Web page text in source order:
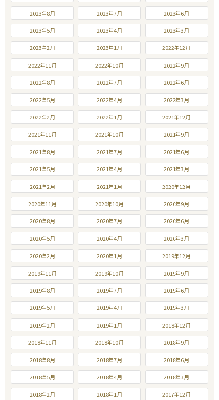
2023年8月 2023年7月 2023年6月
2023年5月 2023年4月 2023年3月
2023年2月 2023年1月 2022年12月
2022年11月 2022年10月 2022年9月
2022年8月 2022年7月 2022年6月
2022年5月 2022年4月 2022年3月
2022年2月 2022年1月 2021年12月
2021年11月 2021年10月 2021年9月
2021年8月 2021年7月 2021年6月
2021年5月 2021年4月 2021年3月
2021年2月 2021年1月 2020年12月
2020年11月 2020年10月 2020年9月
2020年8月 2020年7月 2020年6月
2020年5月 2020年4月 2020年3月
2020年2月 2020年1月 2019年12月
2019年11月 2019年10月 2019年9月
2019年8月 2019年7月 2019年6月
2019年5月 2019年4月 2019年3月
2019年2月 2019年1月 2018年12月
2018年11月 2018年10月 2018年9月
2018年8月 2018年7月 2018年6月
2018年5月 2018年4月 2018年3月
2018年2月 2018年1月 2017年12月